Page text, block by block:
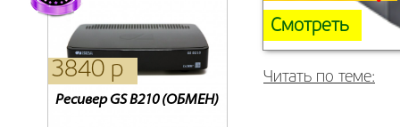
3840 р
Ресивер GS B210 (ОБМЕН)
4950 р
CAM Модуль GI
1420 р
Oriel 311
Смотреть
Читать по теме: